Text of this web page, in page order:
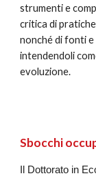
strumenti e
critica di
nonché di fonti
intendendoli
evoluzione.
Sbocchi
Il Dottorato in